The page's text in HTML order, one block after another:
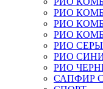
РИО
РИО
РИО
РИО
РИО
РИО
САПФИР